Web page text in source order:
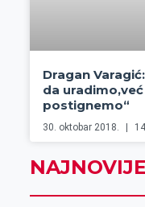
Dragan
da
postignemo“
30. oktobar 2018.